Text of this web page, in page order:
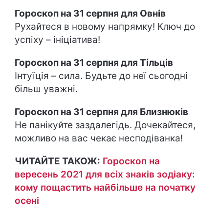
Гороскоп на 31 серпня для Овнів
Рухайтеся в новому напрямку! Ключ до
успіху – ініціатива!
Гороскоп на 31 серпня для Тільців
Інтуїція – сила. Будьте до неї сьогодні
більш уважні.
Гороскоп на 31 серпня для Близнюків
Не панікуйте заздалегідь. Дочекайтеся,
можливо на вас чекає несподіванка!
ЧИТАЙТЕ ТАКОЖ: Гороскоп на
вересень 2021 для всіх знаків зодіаку:
кому пощастить найбільше на початку
осені